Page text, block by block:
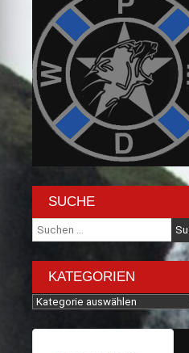
SUCHE
Suche
nach:
KATEGORIEN
Kategorien